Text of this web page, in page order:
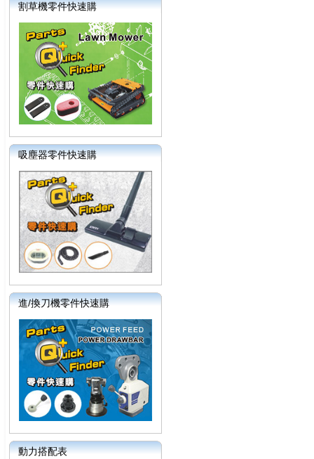
割草機零件快速購
吸塵器零件快速購
進/換刀機零件快速購
動力搭配表